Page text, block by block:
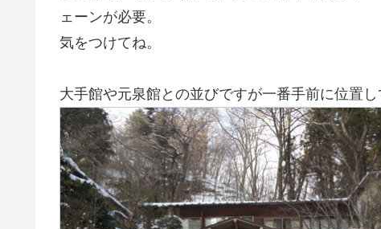
ェーンが必要。
気をつけてね。
大手館や元泉館との並びですが一番手前に位置